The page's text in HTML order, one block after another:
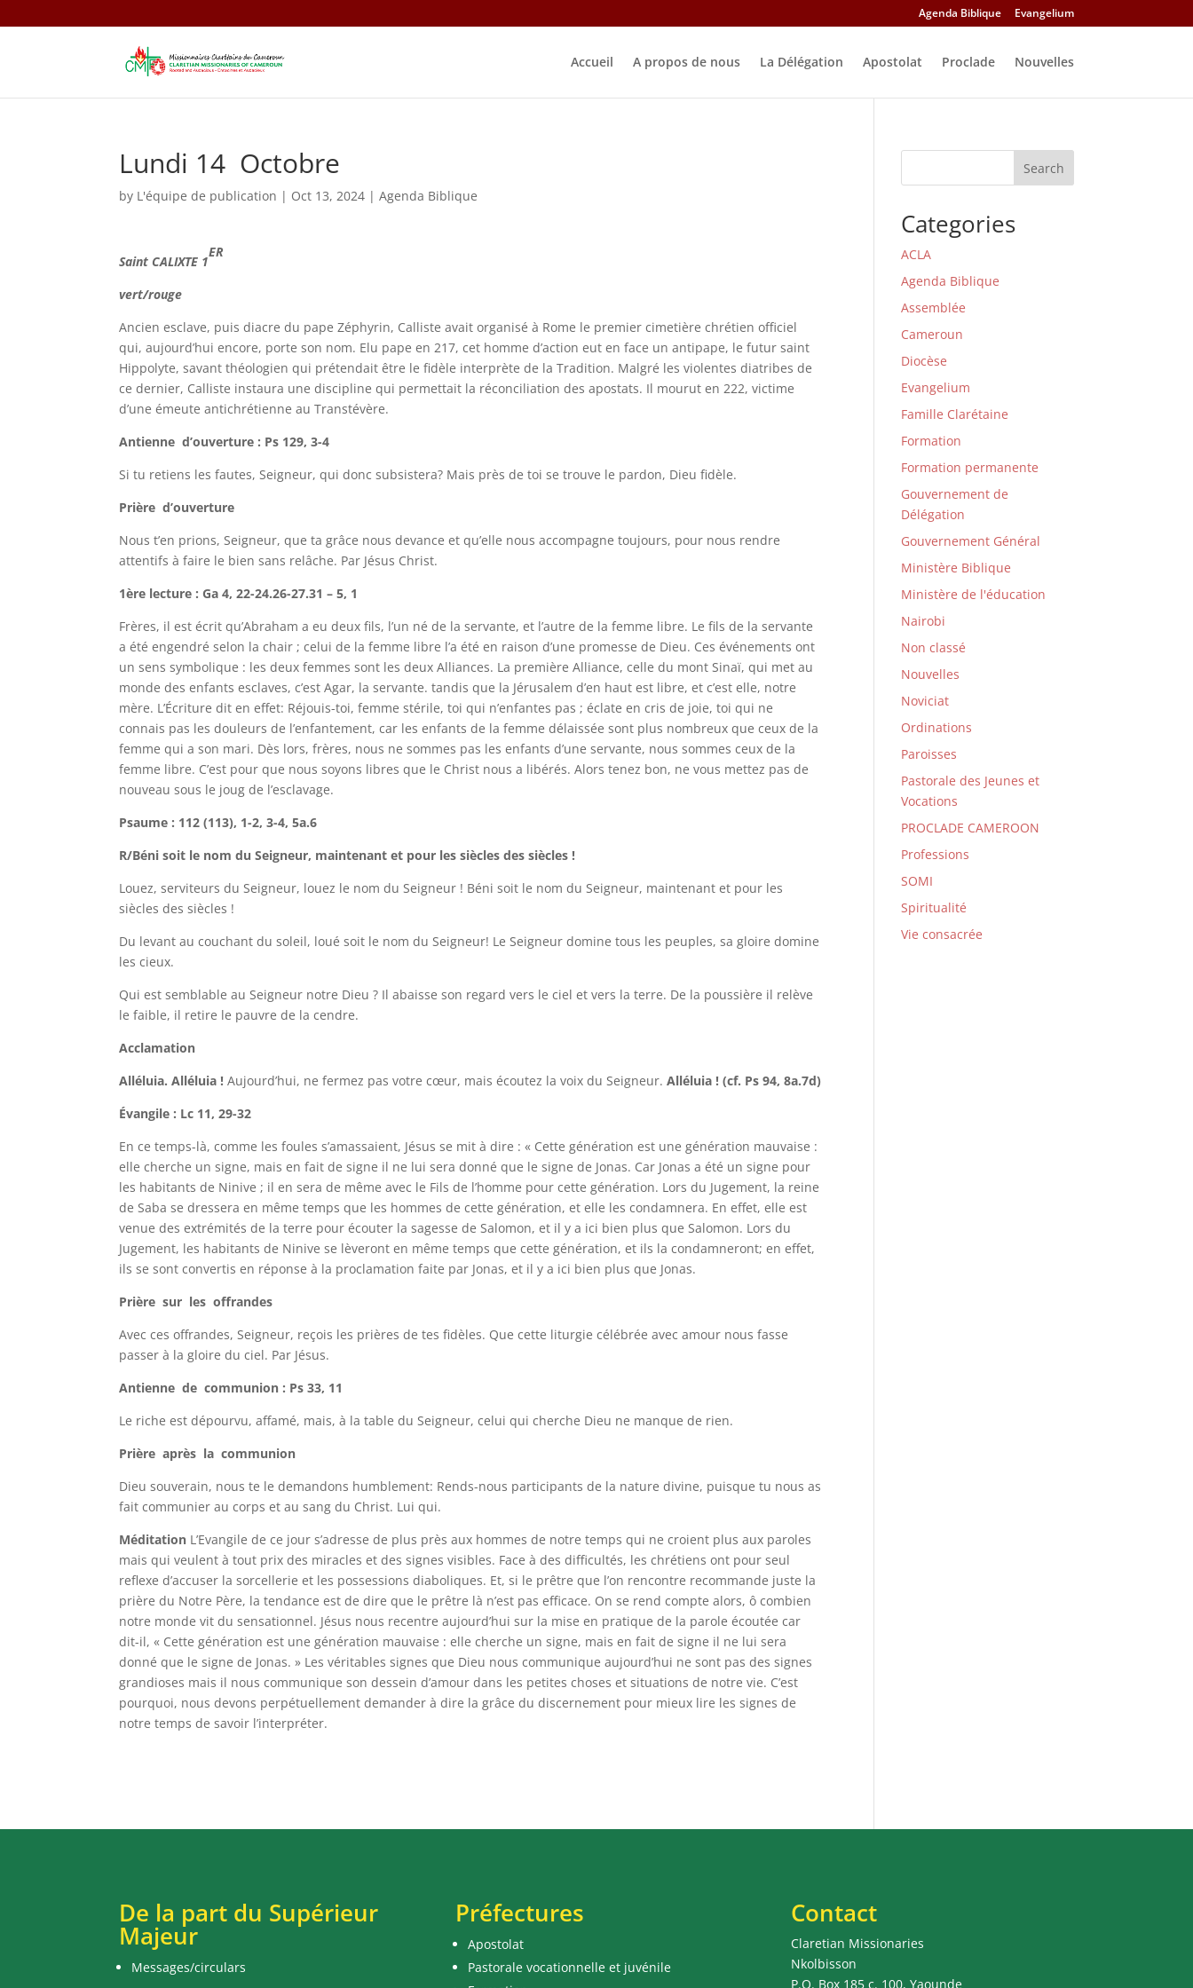
Agenda Biblique Evangelium
Accueil A propos de nous La Délégation Apostolat Proclade Nouvelles
Lundi 14 Octobre
by L'équipe de publication | Oct 13, 2024 |Agenda Biblique
Saint CALIXTE 1
ER
vert/rouge
Ancien esclave, puis diacre du pape Zéphyrin, Calliste avait organisé à Rome le premier cimetière chrétien officiel
qui, aujourd’hui encore, porte son nom. Elu pape en 217, cet homme d’action eut en face un antipape, le futur saint
Hippolyte, savant théologien qui prétendait être le fidèle interprète de la Tradition. Malgré les violentes diatribes de
ce dernier, Calliste instaura une discipline qui permettait la réconciliation des apostats. Il mourut en 222, victime
d’une émeute antichrétienne au Transtévère.
Antienne d’ouverture : Ps 129, 3-4
Si tu retiens les fautes, Seigneur, qui donc subsistera? Mais près de toi se trouve le pardon, Dieu fidèle.
Prière d’ouverture
Nous t’en prions, Seigneur, que ta grâce nous devance et qu’elle nous accompagne toujours, pour nous rendre
attentifs à faire le bien sans relâche. Par Jésus Christ.
1ère lecture : Ga 4, 22-24.26-27.31 – 5, 1
Frères, il est écrit qu’Abraham a eu deux fils, l’un né de la servante, et l’autre de la femme libre. Le fils de la servante
a été engendré selon la chair ; celui de la femme libre l’a été en raison d’une promesse de Dieu. Ces événements ont
un sens symbolique : les deux femmes sont les deux Alliances. La première Alliance, celle du mont Sinaï, qui met au
monde des enfants esclaves, c’est Agar, la servante. tandis que la Jérusalem d’en haut est libre, et c’est elle, notre
mère. L’Écriture dit en effet: Réjouis-toi, femme stérile, toi qui n’enfantes pas ; éclate en cris de joie, toi qui ne
connais pas les douleurs de l’enfantement, car les enfants de la femme délaissée sont plus nombreux que ceux de la
femme qui a son mari. Dès lors, frères, nous ne sommes pas les enfants d’une servante, nous sommes ceux de la
femme libre. C’est pour que nous soyons libres que le Christ nous a libérés. Alors tenez bon, ne vous mettez pas de
nouveau sous le joug de l’esclavage.
Psaume : 112 (113), 1-2, 3-4, 5a.6
R/Béni soit le nom du Seigneur, maintenant et pour les siècles des siècles !
Louez, serviteurs du Seigneur, louez le nom du Seigneur ! Béni soit le nom du Seigneur, maintenant et pour les
siècles des siècles !
Du levant au couchant du soleil, loué soit le nom du Seigneur! Le Seigneur domine tous les peuples, sa gloire domine
les cieux.
Qui est semblable au Seigneur notre Dieu ? Il abaisse son regard vers le ciel et vers la terre. De la poussière il relève
le faible, il retire le pauvre de la cendre.
Acclamation
Alléluia. Alléluia !Aujourd’hui, ne fermez pas votre cœur, mais écoutez la voix du Seigneur.Alléluia ! (cf. Ps 94, 8a.7d)
Évangile : Lc 11, 29-32
En ce temps-là, comme les foules s’amassaient, Jésus se mit à dire : « Cette génération est une génération mauvaise :
elle cherche un signe, mais en fait de signe il ne lui sera donné que le signe de Jonas. Car Jonas a été un signe pour
les habitants de Ninive ; il en sera de même avec le Fils de l’homme pour cette génération. Lors du Jugement, la reine
de Saba se dressera en même temps que les hommes de cette génération, et elle les condamnera. En effet, elle est
venue des extrémités de la terre pour écouter la sagesse de Salomon, et il y a ici bien plus que Salomon. Lors du
Jugement, les habitants de Ninive se lèveront en même temps que cette génération, et ils la condamneront; en effet,
ils se sont convertis en réponse à la proclamation faite par Jonas, et il y a ici bien plus que Jonas.
Prière sur les offrandes
Avec ces offrandes, Seigneur, reçois les prières de tes fidèles. Que cette liturgie célébrée avec amour nous fasse
passer à la gloire du ciel. Par Jésus.
Antienne de communion : Ps 33, 11
Le riche est dépourvu, affamé, mais, à la table du Seigneur, celui qui cherche Dieu ne manque de rien.
Prière après la communion
Dieu souverain, nous te le demandons humblement: Rends-nous participants de la nature divine, puisque tu nous as
fait communier au corps et au sang du Christ. Lui qui.
Méditation L’Evangile de ce jour s’adresse de plus près aux hommes de notre temps qui ne croient plus aux paroles
mais qui veulent à tout prix des miracles et des signes visibles. Face à des difficultés, les chrétiens ont pour seul
reflexe d’accuser la sorcellerie et les possessions diaboliques. Et, si le prêtre que l’on rencontre recommande juste la
prière du Notre Père, la tendance est de dire que le prêtre là n’est pas efficace. On se rend compte alors, ô combien
notre monde vit du sensationnel. Jésus nous recentre aujourd’hui sur la mise en pratique de la parole écoutée car
dit-il, « Cette génération est une génération mauvaise : elle cherche un signe, mais en fait de signe il ne lui sera
donné que le signe de Jonas. » Les véritables signes que Dieu nous communique aujourd’hui ne sont pas des signes
grandioses mais il nous communique son dessein d’amour dans les petites choses et situations de notre vie. C’est
pourquoi, nous devons perpétuellement demander à dire la grâce du discernement pour mieux lire les signes de
notre temps de savoir l’interpréter.
Search
Categories
ACLA
Agenda Biblique
Assemblée
Cameroun
Diocèse
Evangelium
Famille Clarétaine
Formation
Formation permanente
Gouvernement de
Délégation
Gouvernement Général
Ministère Biblique
Ministère de l'éducation
Nairobi
Non classé
Nouvelles
Noviciat
Ordinations
Paroisses
Pastorale des Jeunes et
Vocations
PROCLADE CAMEROON
Professions
SOMI
Spiritualité
Vie consacrée
De la part du Supérieur
Majeur
Messages/circulars
Préfectures
Apostolat
Pastorale vocationnelle et juvénile
Contact
Claretian Missionaries
Nkolbisson
P.O. Box 185 c. 100, Yaounde